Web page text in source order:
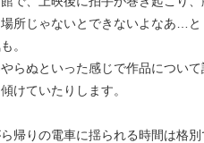
所じゃないとできないよなあ…
。
らぬといった感じで作品につい
けていたりします。
帰りの電車に揺られる時間は格